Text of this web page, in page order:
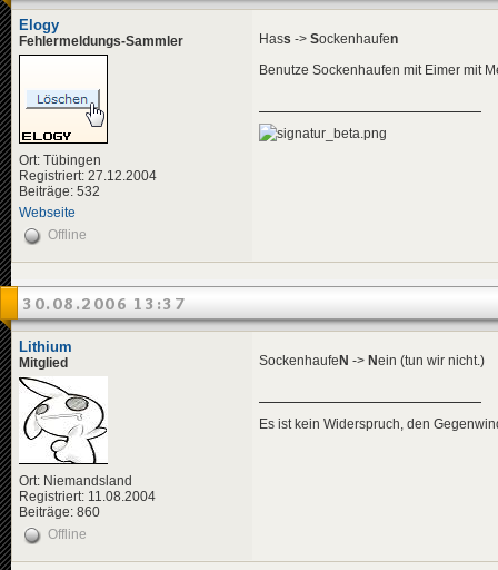
Elogy
Fehlermeldungs-Sammler
Ort: Tübingen
Registriert: 27.12.2004
Beiträge: 532
Webseite
Hass -> Sockenhaufen
Benutze Sockenhaufen mit Eimer mit
Offline
30.08.2006 13:37
Lithium
Mitglied
Ort: Niemandsland
Registriert: 11.08.2004
Beiträge: 860
SockenhaufeN -> Nein (tun wir nicht.)
Es ist kein Widerspruch, den
Offline